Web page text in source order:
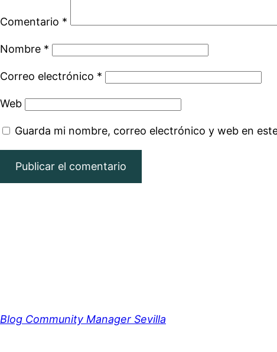
Comentario *
Nombre *
Correo electrónico *
Web
Guarda mi nombre, correo electrónico y web en
Blog Community Manager Sevilla